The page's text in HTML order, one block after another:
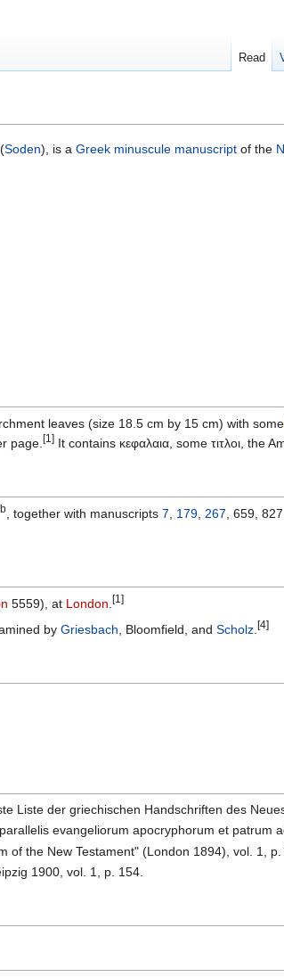
Soden), is a Greek minuscule manuscript of the
leaves (size 18.5 cm by 15 cm) with some
page. [1] It contains κεφαλαια, some τιτλοι, the
, together with manuscripts 7, 179, 267, 659,
5559), at London. [1]
by Griesbach, Bloomfield, and Scholz. [4]
Liste der griechischen Handschriften des
evangeliorum apocryphorum et patrum
of the New Testament" (London 1894), vol. 1, p.
1900, vol. 1, p. 154.
Read